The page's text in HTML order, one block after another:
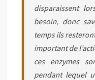
disparaissent
besoin, donc
temps ils
important de
ces enzymes
pendant lequel